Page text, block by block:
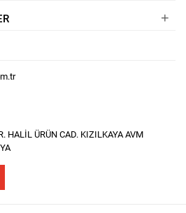
+
HALİL ÜRÜN CAD. KIZILKAYA AVM